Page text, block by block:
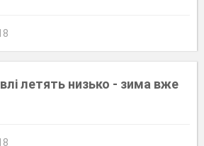
летять низько - зима вже